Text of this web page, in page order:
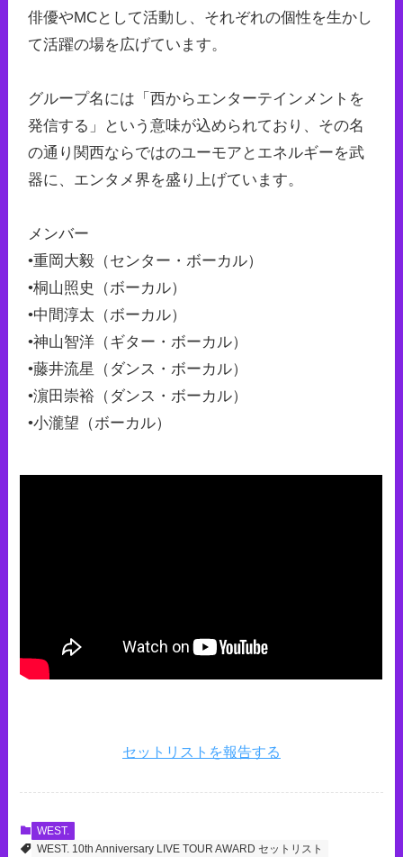
俳優やMCとして活動し、それぞれの個性を生かし
て活躍の場を広げています。
グループ名には「西からエンターテインメントを
発信する」という意味が込められており、その名
の通り関西ならではのユーモアとエネルギーを武
器に、エンタメ界を盛り上げています。
メンバー
•重岡大毅（センター・ボーカル）
•桐山照史（ボーカル）
•中間淳太（ボーカル）
•神山智洋（ギター・ボーカル）
•藤井流星（ダンス・ボーカル）
•濵田崇裕（ダンス・ボーカル）
•小瀧望（ボーカル）
セットリストを報告する
WEST.
WEST. 10th Anniversary LIVE TOUR AWARD セットリスト